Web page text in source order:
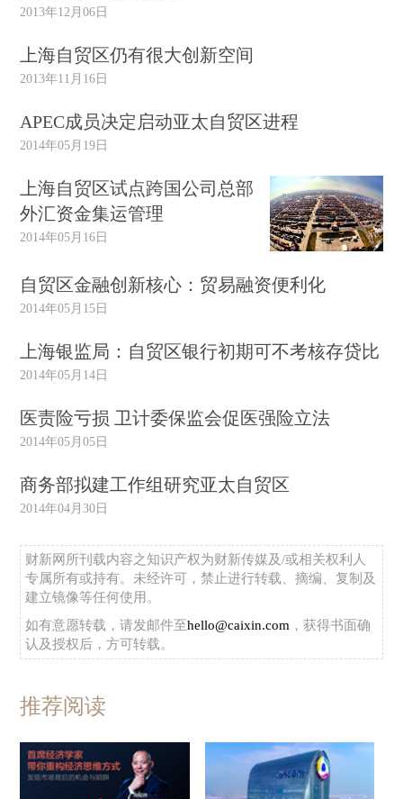
2013年12月06日
上海自贸区仍有很大创新空间
2013年11月16日
APEC成员决定启动亚太自贸区进程
2014年05月19日
上海自贸区试点跨国公司总部
外汇资金集运管理
2014年05月16日
自贸区金融创新核心：贸易融资便利化
2014年05月15日
上海银监局：自贸区银行初期可不考核存贷比
2014年05月14日
医责险亏损 卫计委保监会促医强险立法
2014年05月05日
商务部拟建工作组研究亚太自贸区
2014年04月30日
财新网所刊载内容之知识产权为财新传媒及/或相关权利人
专属所有或持有。未经许可，禁止进行转载、摘编、复制及
建立镜像等任何使用。
如有意愿转载，请发邮件至hello@caixin.com ，获得书面确
认及授权后，方可转载。
推荐阅读